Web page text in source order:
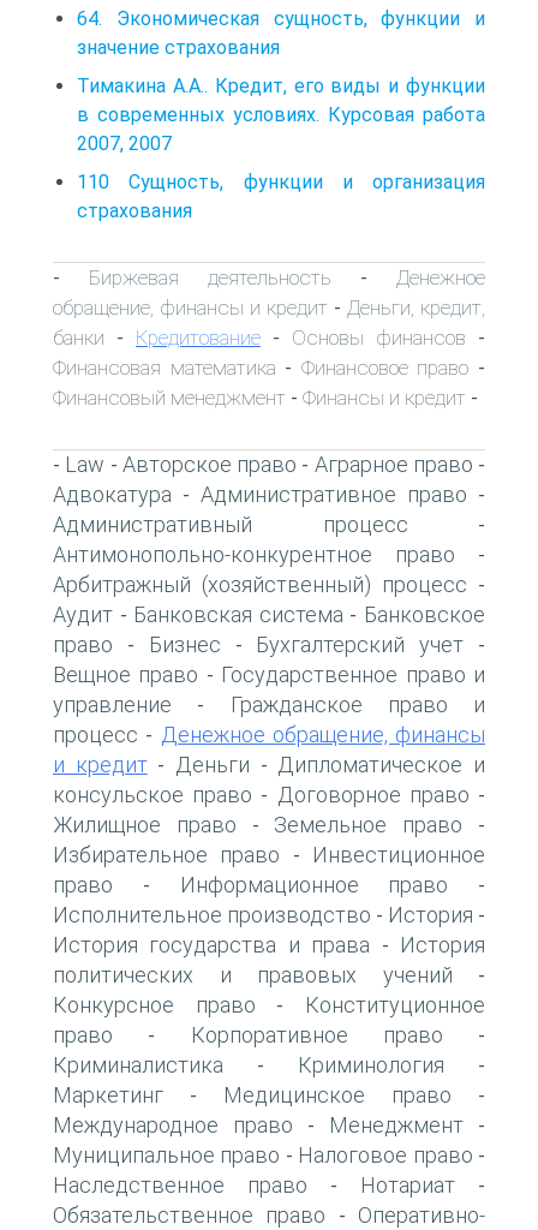
64. Экономическая сущность, функции и
значение страхования
Тимакина А.А.. Кредит, его виды и функции
в современных условиях. Курсовая работа
2007, 2007
110 Сущность, функции и организация
страхования
- Биржевая деятельность - Денежное
обращение, финансы и кредит - Деньги, кредит,
банки - Кредитование - Основы финансов -
Финансовая математика - Финансовое право -
Финансовый менеджмент - Финансы и кредит -
- Law - Авторское право - Аграрное право -
Адвокатура - Административное право -
Административный процесс -
Антимонопольно-конкурентное право -
Арбитражный (хозяйственный) процесс -
Аудит - Банковская система - Банковское
право - Бизнес - Бухгалтерский учет -
Вещное право - Государственное право и
управление -
Гражданское право и
процесс - Денежное обращение, финансы
и кредит- Деньги - Дипломатическое и
консульское право - Договорное право -
Жилищное право - Земельное право -
Избирательное право -
Инвестиционное
право - Информационное право -
Исполнительное производство - История -
История государства и права -
История
политических и правовых учений -
Конкурсное право -
Конституционное
право - Корпоративное право -
Криминалистика - Криминология -
Маркетинг - Медицинское право -
Международное право - Менеджмент -
Муниципальное право - Налоговое право -
Наследственное право - Нотариат -
Обязательственное право - Оперативно-